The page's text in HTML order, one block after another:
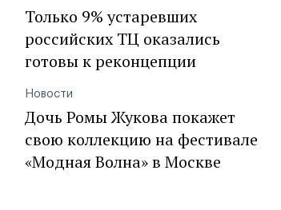
Только 9% устаревших
российских ТЦ оказались
готовы к реконцепции
Новости
Дочь Ромы Жукова покажет
свою коллекцию на фестивале
«Модная Волна» в Москве